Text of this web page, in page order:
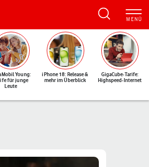
Young:
für junge
Leute
iPhone 18: Release &
mehr im Überblick
GigaCube-Tarife:
Highspeed-Internet